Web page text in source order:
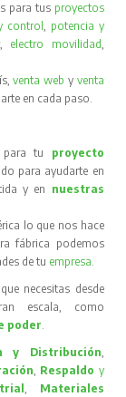
para tus proyectos
control, potencia y
, electro movilidad,
venta web y venta
en cada paso.
para tu proyecto
para ayudarte en
y en nuestras
lo que nos hace
fábrica podemos
de tu empresa.
necesitas desde
escala, como
poder.
y Distribución,
, Respaldo y
, Materiales